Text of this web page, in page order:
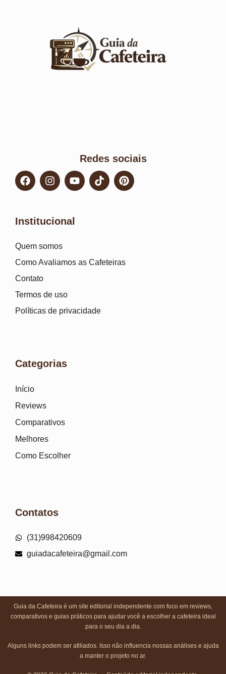
Redes sociais
Institucional
Quem somos
Como Avaliamos as Cafeteiras
Contato
Termos de uso
Políticas de privacidade
Categorias
Início
Reviews
Comparativos
Melhores
Como Escolher
Contatos
(31)998420609
guiadacafeteira@gmail.com
Guia da Cafeteira é um site editorial independente com foco em reviews,
comparativos e guias práticos para ajudar você a escolher a cafeteira ideal
para o seu dia a dia.
Alguns links podem ser afiliados. Isso não influencia nossas análises e ajuda
a manter o projeto no ar.